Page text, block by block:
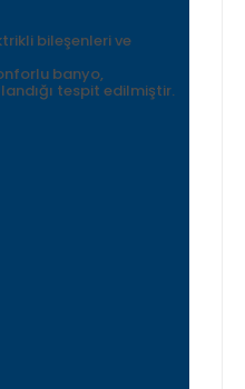
bileşenleri ve
banyo,
tespit edilmiştir.